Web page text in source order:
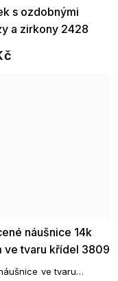
s ozdobnými
a zirkony 2428
náušnice 14k
ve tvaru křídel 3809
ve tvaru